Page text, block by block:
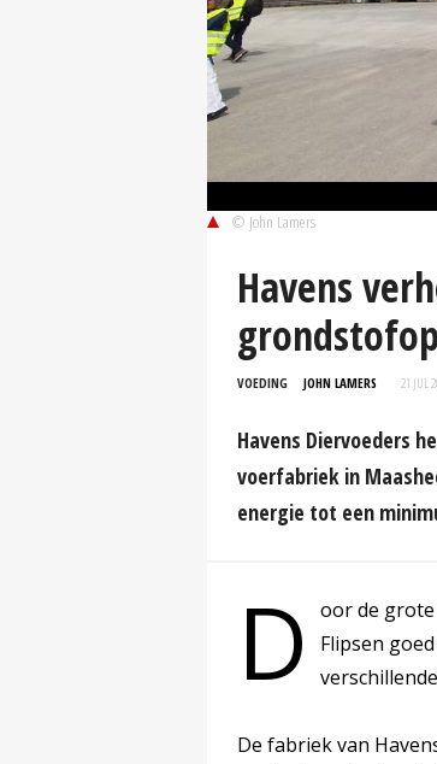
© John Lamers
Havens
VOEDING JOHN LAMERS 21 JUL
Havens Diervoeders
voerfabriek in
energie tot een
D
oor de
Flipsen
De fabriek van